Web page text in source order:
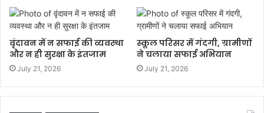
वृंदावन में न सफाई की व्यवस्था
और न ही सुरक्षा के इंतजाम
July 21, 2026
स्कूल परिसर में गंदगी, ग्रामीणों
ने चलाया सफाई अभियान
July 21, 2026